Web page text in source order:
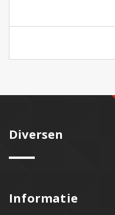
Diversen
Informatie